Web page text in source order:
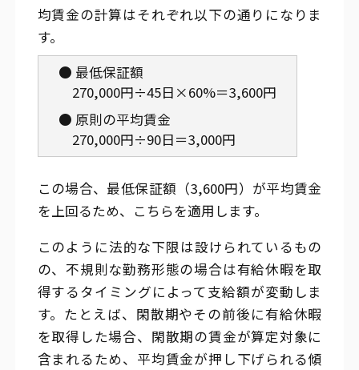
均賃金の計算はそれぞれ以下の通りになりま
す。
● 最低保証額
270,000円÷45日×60%＝3,600円
● 原則の平均賃金
270,000円÷90日＝3,000円
この場合、最低保証額（3,600円）が平均賃金
を上回るため、こちらを適用します。
このように法的な下限は設けられているもの
の、不規則な勤務形態の場合は有給休暇を取
得するタイミングによって支給額が変動しま
す。たとえば、閑散期やその前後に有給休暇
を取得した場合、閑散期の賃金が算定対象に
含まれるため、平均賃金が押し下げられる傾